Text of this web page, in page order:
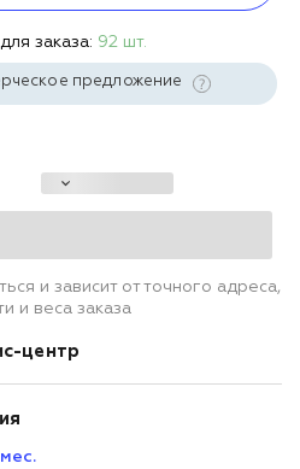
заказа: 92 шт.
предложение
и зависит от точного адреса,
и веса заказа
центр